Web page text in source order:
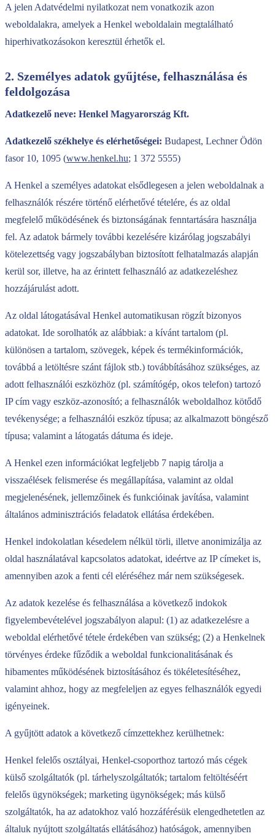
A jelen Adatvédelmi nyilatkozat nem vonatkozik azon
weboldalakra, amelyek a Henkel weboldalain megtalálható
hiperhivatkozásokon keresztül érhetők el.
2. Személyes adatok gyűjtése, felhasználása és
feldolgozása
Adatkezelő neve: Henkel Magyarország Kft.
Adatkezelő székhelye és elérhetőségei: Budapest, Lechner Ödön
fasor 10, 1095 (www.henkel.hu; 1 372 5555)
A Henkel a személyes adatokat elsődlegesen a jelen weboldalnak a
felhasználók részére történő elérhetővé tételére, és az oldal
megfelelő működésének és biztonságának fenntartására használja
fel. Az adatok bármely további kezelésére kizárólag jogszabályi
kötelezettség vagy jogszabályban biztosított felhatalmazás alapján
kerül sor, illetve, ha az érintett felhasználó az adatkezeléshez
hozzájárulást adott.
Az oldal látogatásával Henkel automatikusan rögzít bizonyos
adatokat. Ide sorolhatók az alábbiak: a kívánt tartalom (pl.
különösen a tartalom, szövegek, képek és termékinformációk,
továbbá a letöltésre szánt fájlok stb.) továbbításához szükséges, az
adott felhasználói eszközhöz (pl. számítógép, okos telefon) tartozó
IP cím vagy eszköz-azonosító; a felhasználók weboldalhoz kötődő
tevékenysége; a felhasználói eszköz típusa; az alkalmazott böngésző
típusa; valamint a látogatás dátuma és ideje.
A Henkel ezen információkat legfeljebb 7 napig tárolja a
visszaélések felismerése és megállapítása, valamint az oldal
megjelenésének, jellemzőinek és funkcióinak javítása, valamint
általános adminisztrációs feladatok ellátása érdekében.
Henkel indokolatlan késedelem nélkül törli, illetve anonimizálja az
oldal használatával kapcsolatos adatokat, ideértve az IP címeket is,
amennyiben azok a fenti cél eléréséhez már nem szükségesek.
Az adatok kezelése és felhasználása a következő indokok
figyelembevételével jogszabályon alapul: (1) az adatkezelésre a
weboldal elérhetővé tétele érdekében van szükség; (2) a Henkelnek
törvényes érdeke fűződik a weboldal funkcionalitásának és
hibamentes működésének biztosításához és tökéletesítéséhez,
valamint ahhoz, hogy az megfeleljen az egyes felhasználók egyedi
igényeinek.
A gyűjtött adatok a következő címzettekhez kerülhetnek:
Henkel felelős osztályai, Henkel-csoporthoz tartozó más cégek
külső szolgáltatók (pl. tárhelyszolgáltatók; tartalom feltöltéséért
felelős ügynökségek; marketing ügynökségek; más külső
szolgáltatók, ha az adatokhoz való hozzáférésük elengedhetetlen az
általuk nyújtott szolgáltatás ellátásához) hatóságok, amennyiben